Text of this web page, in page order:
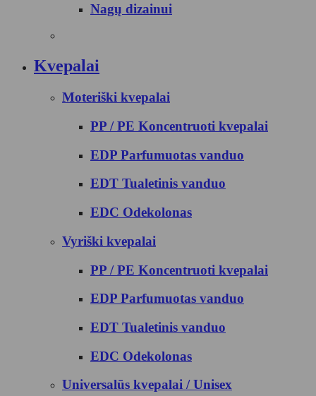
Nagų dizainui
Kvepalai
Moteriški kvepalai
PP / PE Koncentruoti kvepalai
EDP Parfumuotas vanduo
EDT Tualetinis vanduo
EDC Odekolonas
Vyriški kvepalai
PP / PE Koncentruoti kvepalai
EDP Parfumuotas vanduo
EDT Tualetinis vanduo
EDC Odekolonas
Universalūs kvepalai / Unisex